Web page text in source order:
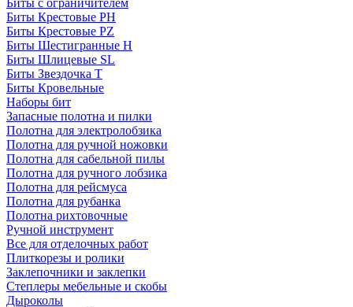
Биты с ограничителем
Биты Крестовые PH
Биты Крестовые PZ
Биты Шестигранные H
Биты Шлицевые SL
Биты Звездочка T
Биты Кровельные
Наборы бит
Запасные полотна и пилки
Полотна для электролобзика
Полотна для ручной ножовки
Полотна для сабельной пилы
Полотна для ручного лобзика
Полотна для рейсмуса
Полотна для рубанка
Полотна рихтовочные
Ручной инструмент
Все для отделочных работ
Плиткорезы и ролики
Заклепочники и заклепки
Степлеры мебельные и скобы
Дыроколы